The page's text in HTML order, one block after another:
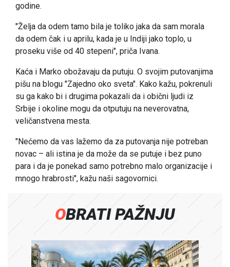
godine.
"Želja da odem tamo bila je toliko jaka da sam morala
da odem čak i u aprilu, kada je u Indiji jako toplo, u
proseku više od 40 stepeni", priča Ivana.
Kaća i Marko obožavaju da putuju. O svojim putovanjima
pišu na blogu "Zajedno oko sveta". Kako kažu, pokrenuli
su ga kako bi i drugima pokazali da i obični ljudi iz
Srbije i okoline mogu da otputuju na neverovatna,
veličanstvena mesta.
"Nećemo da vas lažemo da za putovanja nije potreban
novac – ali istina je da može da se putuje i bez puno
para i da je ponekad samo potrebno malo organizacije i
mnogo hrabrosti", kažu naši sagovornici.
OBRATI PAŽNJU